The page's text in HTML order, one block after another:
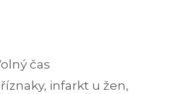
čas
, infarkt u žen,